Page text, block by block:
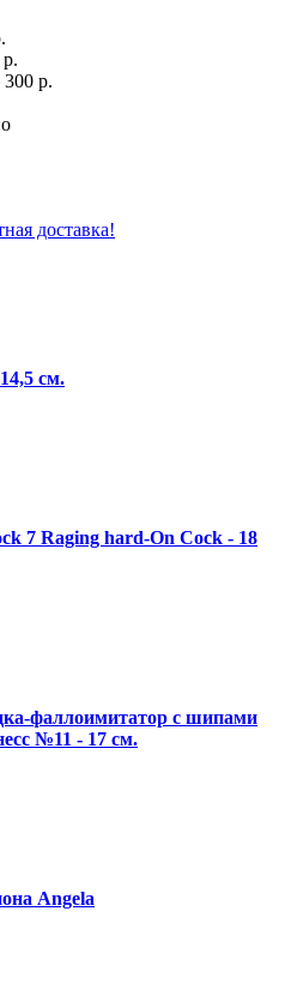
300 р.
доставка!
см.
7 Raging hard-On Cock - 18
фаллоимитатор с шипами
№11 - 17 см.
Angela